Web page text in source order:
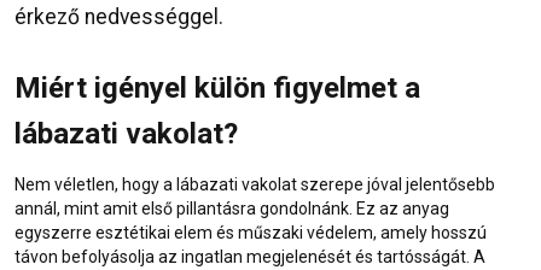
érkező nedvességgel.
Miért igényel külön figyelmet a
lábazati vakolat?
Nem véletlen, hogy a lábazati vakolat szerepe jóval jelentősebb
annál, mint amit első pillantásra gondolnánk. Ez az anyag
egyszerre esztétikai elem és műszaki védelem, amely hosszú
távon befolyásolja az ingatlan megjelenését és tartósságát. A